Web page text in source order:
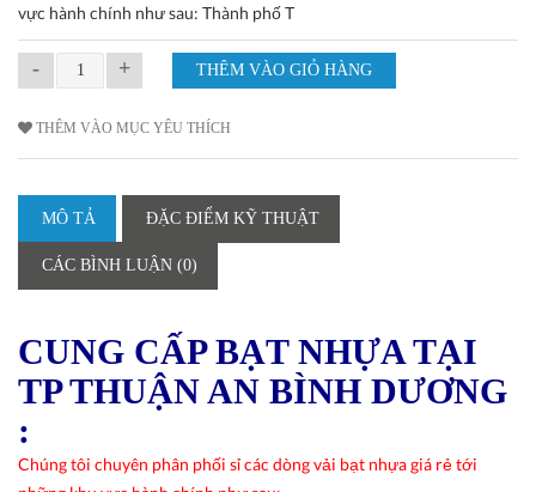
vực hành chính như sau: Thành phố T
- +
THÊM VÀO MỤC YÊU THÍCH
MÔ TẢ ĐẶC ĐIỂM KỸ THUẬT
CÁC BÌNH LUẬN (0)
CUNG CẤP BẠT NHỰA TẠI
TP THUẬN AN BÌNH DƯƠNG
:
Chúng tôi chuyên phân phối sỉ các dòng vải bạt nhựa giá rẻ tới